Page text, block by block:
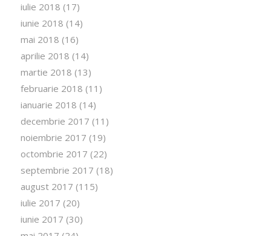
iulie 2018 (17)
iunie 2018 (14)
mai 2018 (16)
aprilie 2018 (14)
martie 2018 (13)
februarie 2018 (11)
ianuarie 2018 (14)
decembrie 2017 (11)
noiembrie 2017 (19)
octombrie 2017 (22)
septembrie 2017 (18)
august 2017 (115)
iulie 2017 (20)
iunie 2017 (30)